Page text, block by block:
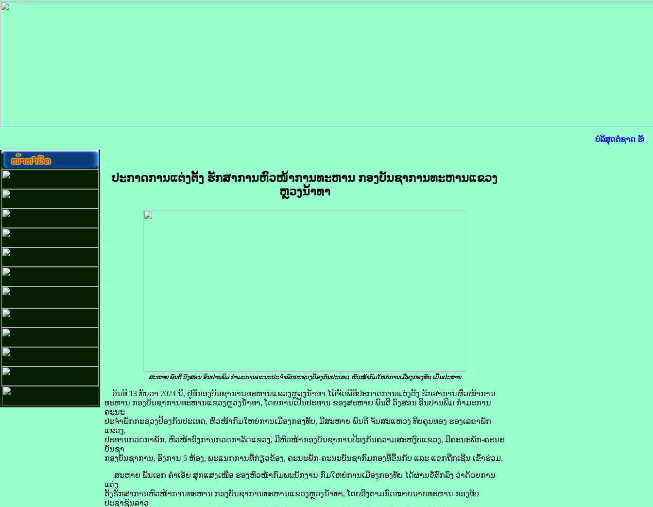
ບໍລິສຸດຕໍ່ຊາດ ຮັບໃ
ປະກາດການແຕ່ງຕັ້ງ ຮັກສາການຫົວໜ້າການທະຫານ ກອງບັນຊາການທະຫານແຂວງ
ຫຼວງນໍ້າທາ
ສະຫາຍ ພົນຕີ ວົງສອນ ອິນປານພິມ ກຳມະການຄະນະປະຈໍາພັກກະຊວງປ້ອງກັນປະເທດ, ຫົວໜ້າກົມໃຫຍ່ການເມືອງກອງທັບ ​ເປັນ​ປະທານ
ວັນທີ 13 ທັນວາ 2024 ນີ້, ຢູ່ທີ່ກອງບັນຊາການທະຫານແຂວງຫຼວງນໍ້າທາ ໄດ້ຈັດພິທີປະກາດການແຕ່ງຕັ້ງ ຮັກສາການຫົວໜ້າການ
ທະຫານ ກອງບັນຊາການທະຫານແຂວງຫຼວງນໍ້າທາ, ໂດຍການເປັນປະທານ ຂອງສະຫາຍ ພົນຕີ ວົງສອນ ອິນປານພິມ ກຳມະການ
ຄະນະ
ປະຈໍາພັກກະຊວງປ້ອງກັນປະເທດ, ຫົວໜ້າກົມໃຫຍ່ການເມືອງກອງທັບ, ມີສະຫາຍ ພົນຕີ ຈັນສະແຫວງ ທິບຄູນທອງ ຮອງເລຂາພັກ
ແຂວງ,
ປະທານກວດກາພັກ, ຫົວໜ້າອົງການກວດກາລັດແຂວງ, ມີຫົວໜ້າກອງບັນຊາການປ້ອງກັນຄວາມສະຫງົບແຂວງ, ມີຄະນະພັກ-ຄະນະ
ບັນຊາ
ກອງບັນຊາການ, ອົງການ 5 ຫ້ອງ, ພະແນກການທີ່ກ່ຽວຂ້ອງ, ຄະນະພັກ-ຄະນະບັນຊາກົມກອງທີ່ຂຶ້ນກັບ ແລະ ແຂກຖືກເຊີນ ເຂົ້າຮ່ວມ.
ສະຫາຍ ພັນເອກ ຄຳເອ້ຍ ສຸກແສງເໜືອ ຮອງຫົວໜ້າກົມພະນັກງານ ກົມໃຫຍ່ການເມືອງກອງທັບ ໄດ້ຜ່ານຂໍ້ຕົກລົງ ວ່າດ້ວຍການ
ແຕ່ງ
ຕັ້ງຮັກສາການຫົວໜ້າການທະຫານ ກອງບັນຊາການທະຫານແຂວງຫຼວງນໍ້າທາ, ໂດຍອີງຕາມກົດໝາຍນາຍທະຫານ ກອງທັບ
ປະຊາຊົນລາວ